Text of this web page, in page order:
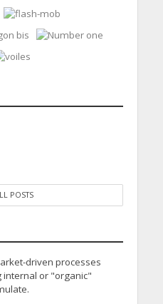
POSTS
driven processes
internal or "organic"